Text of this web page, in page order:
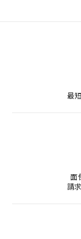
最
面
請